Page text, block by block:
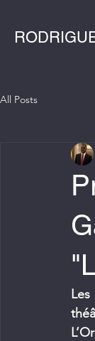
All Posts